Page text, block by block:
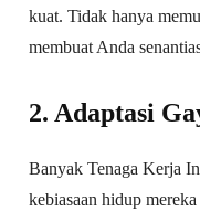
kuat. Tidak hanya
membuat Anda
2. Adaptasi
Banyak Tenaga Kerja
kebiasaan hidup